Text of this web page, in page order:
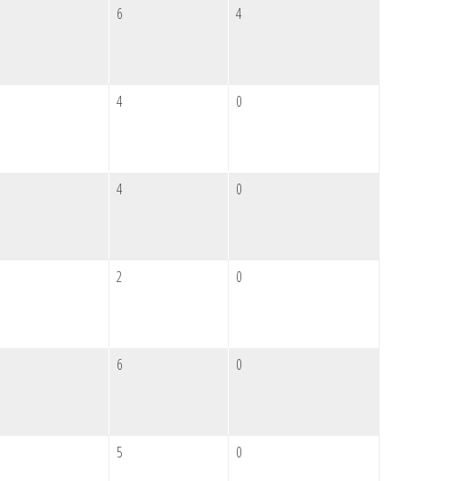
6 4
4 0
4 0
2 0
6 0
5 0